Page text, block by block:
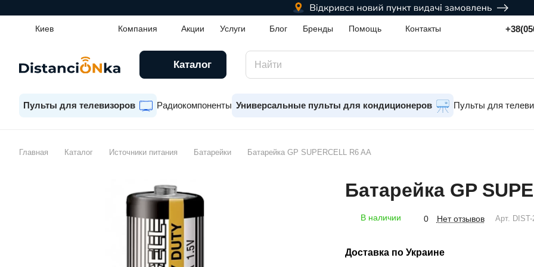
Киев Компания Акции Услуги Блог Бренды Помощь Контакты
Каталог
Пульты для телевизоров Радиокомпоненты Универсальные пульты для кондиционеров Пульты для
Главная Каталог Источники питания Батарейки Батарейка GP SUPERCELL R6 AA
Батарейка GP
В наличии 0 Нет отзывов Арт.
Доставка по Украине